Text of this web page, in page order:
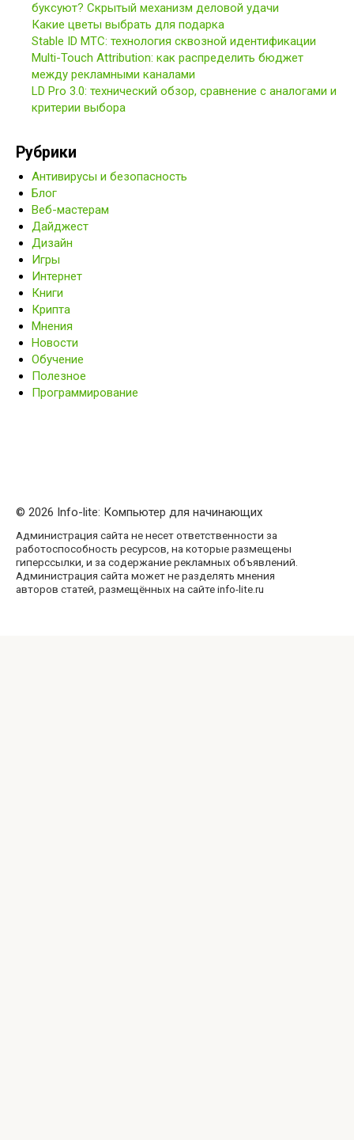
буксуют? Скрытый механизм деловой удачи
Какие цветы выбрать для подарка
Stable ID МТС: технология сквозной идентификации
Multi-Touch Attribution: как распределить бюджет
между рекламными каналами
LD Pro 3.0: технический обзор, сравнение с аналогами и
критерии выбора
Рубрики
Антивирусы и безопасность
Блог
Веб-мастерам
Дайджест
Дизайн
Игры
Интернет
Книги
Крипта
Мнения
Новости
Обучение
Полезное
Программирование
© 2026 Info-lite: Компьютер для начинающих
Администрация сайта не несет ответственности за
работоспособность ресурсов, на которые размещены
гиперссылки, и за содержание рекламных объявлений.
Администрация сайта может не разделять мнения
авторов статей, размещённых на сайте info-lite.ru